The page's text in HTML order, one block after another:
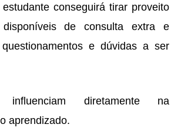
conseguirá tirar proveito
de consulta extra e
e dúvidas a ser
diretamente na
aprendizado.